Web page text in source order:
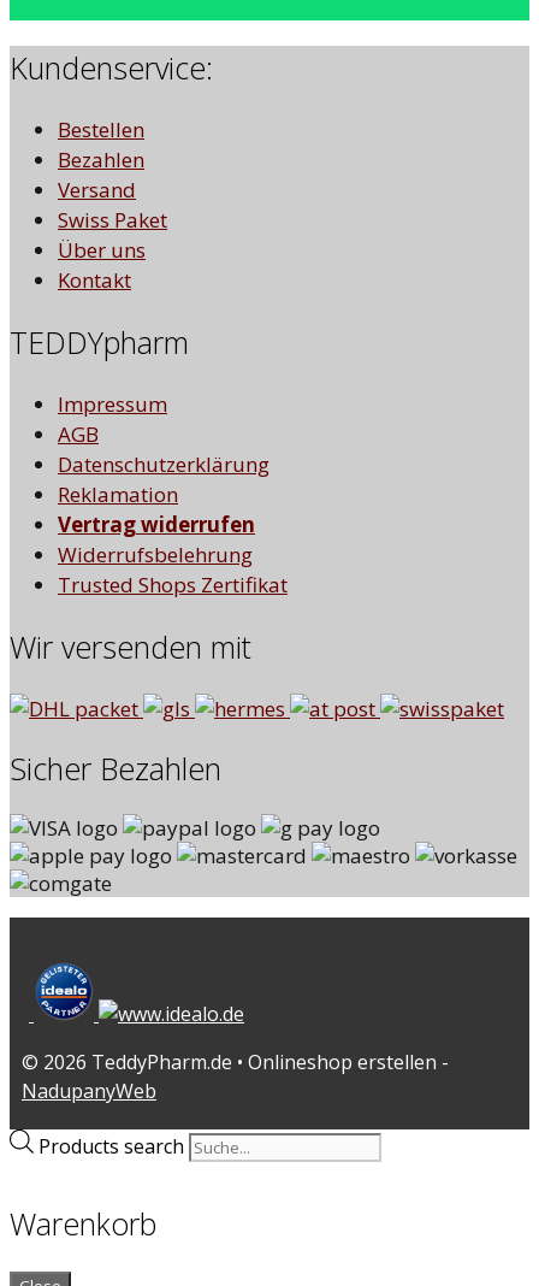
Kundenservice:
Bestellen
Bezahlen
Versand
Swiss Paket
Über uns
Kontakt
TEDDYpharm
Impressum
AGB
Datenschutzerklärung
Reklamation
Vertrag widerrufen
Widerrufsbelehrung
Trusted Shops Zertifikat
Wir versenden mit
Sicher Bezahlen
© 2026 TeddyPharm.de • Onlineshop erstellen -
NadupanyWeb
Products search
Warenkorb